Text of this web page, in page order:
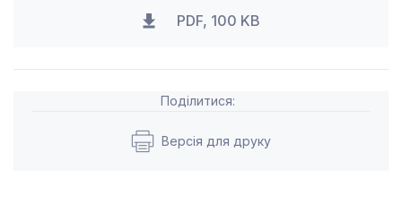
PDF, 100 KB
Поділитися:
Версія для друку